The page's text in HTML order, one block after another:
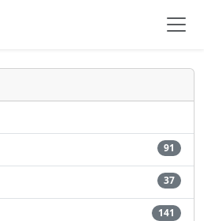
91
37
141